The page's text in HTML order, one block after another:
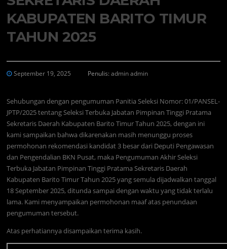
KABUPATEN BARITO TIMUR
TAHUN 2025
September 19, 2025 Penulis:admin admin
Sehubungan dengan pengumuman Panitia Seleksi Nomor: 01/PANSEL-
JPTP/2025 tentang Seleksi Terbuka Jabatan Pimpinan Tinggi Pratama
Sekretaris Daerah Kabupaten Barito Timur Tahun 2025, dengan ini
kami sampaikan bahwa dikarenakan masih menunggu proses
permohonan rekomendasi kandidat 3 besar dari Deputi Pengawasan
dan Pengendalian BKN Pusat, maka Pengumuman Akhir Seleksi
Terbuka Jabatan Pimpinan Tinggi Pratama Sekretaris Daerah
Kabupaten Barito Timur Tahun 2025 yang semula dijadwalkan tanggal
18 September 2025, ditunda sampai dengan waktu yang tidak terlalu
lama. Kami menyampaikan permohonan maaf atas penundaan
pengumuman tersebut.
Atas perhatiannya disampaikan terima kasih.